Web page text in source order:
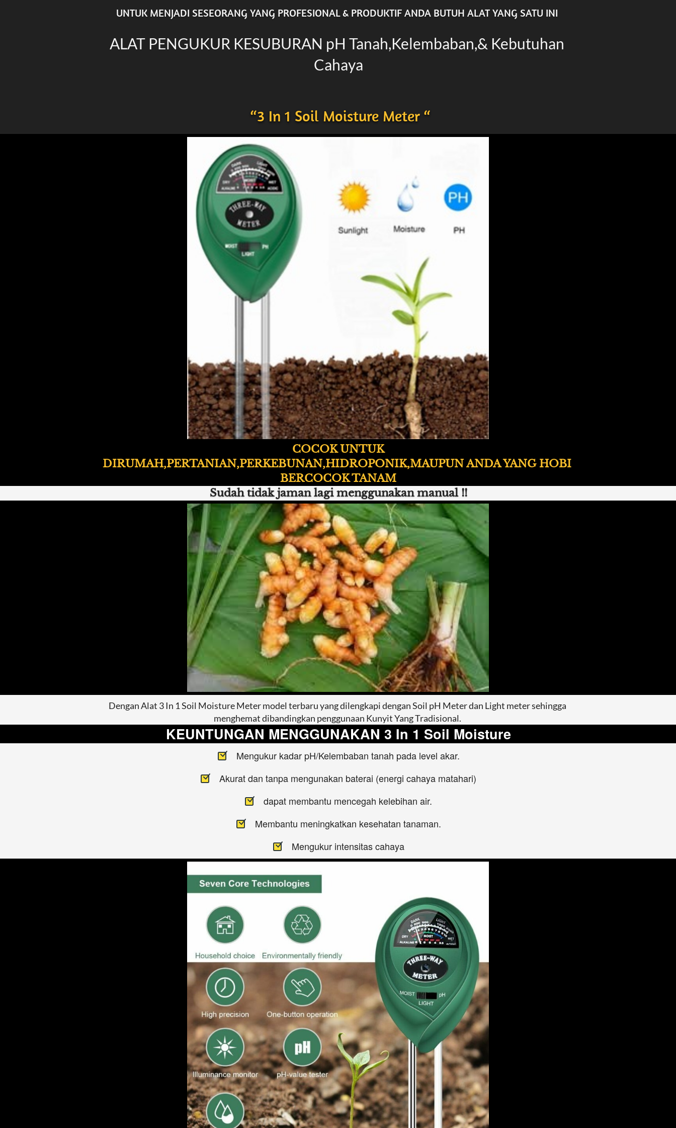
UNTUK MENJADI SESEORANG YANG PROFESIONAL & PRODUKTIF ANDA BUTUH ALAT YANG SATU INI
ALAT PENGUKUR KESUBURAN pH Tanah,Kelembaban,& Kebutuhan
Cahaya
“3 In 1 Soil Moisture Meter “
COCOK UNTUK
DIRUMAH,PERTANIAN,PERKEBUNAN,HIDROPONIK,MAUPUN ANDA YANG HOBI
BERCOCOK TANAM
Sudah tidak jaman lagi menggunakan manual !!
Dengan Alat 3 In 1 Soil Moisture Meter model terbaru yang dilengkapi dengan Soil pH Meter dan Light meter sehingga
menghemat dibandingkan penggunaan Kunyit Yang Tradisional.
KEUNTUNGAN MENGGUNAKAN 3 In 1 Soil Moisture
Mengukur kadar pH/Kelembaban tanah pada level akar.
Akurat dan tanpa mengunakan baterai (energi cahaya matahari)
dapat membantu mencegah kelebihan air.
Membantu meningkatkan kesehatan tanaman.
Mengukur intensitas cahaya